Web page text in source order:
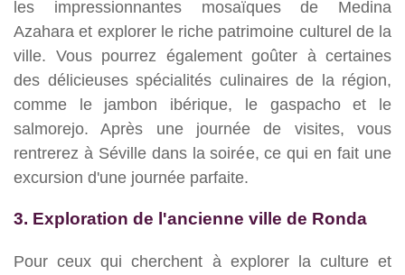
les impressionnantes mosaïques de Medina
Azahara et explorer le riche patrimoine culturel de la
ville. Vous pourrez également goûter à certaines
des délicieuses spécialités culinaires de la région,
comme le jambon ibérique, le gaspacho et le
salmorejo. Après une journée de visites, vous
rentrerez à Séville dans la soirée, ce qui en fait une
excursion d'une journée parfaite.
3. Exploration de l'ancienne ville de Ronda
Pour ceux qui cherchent à explorer la culture et